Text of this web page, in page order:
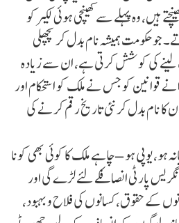
ہیں، وہ پہلے سے کھینچی ہوئی لکیر کو
جو حکومت ہمیشہ نام بدل کر پچھلی
کی کوشش کرتی ہے، ان سے زیادہ
قوانین کو جس نے ملک کو استحکام اور
کا نام بدل کر نئی تاریخ رقم کرنے کی
ہو، یوپی ہو – چاہے ملک کا کوئی بھی کونا
پارٹی انصافکے لئے لڑے گی اور
کے حقوق، کسانوں کی فلاح و بہبود،